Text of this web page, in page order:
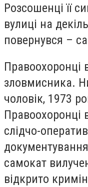
Розсошенці її
вулиці на
повернувся –
Правоохоронці
зловмисника.
чоловік, 1973
Правоохоронці
слідчо-
самокат
відкрито